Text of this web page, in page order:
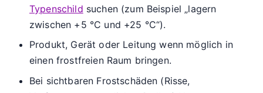
Typenschild suchen (zum Beispiel „lagern
zwischen +5 °C und +25 °C“).
Produkt, Gerät oder Leitung wenn möglich in
einen frostfreien Raum bringen.
Bei sichtbaren Frostschäden (Risse,